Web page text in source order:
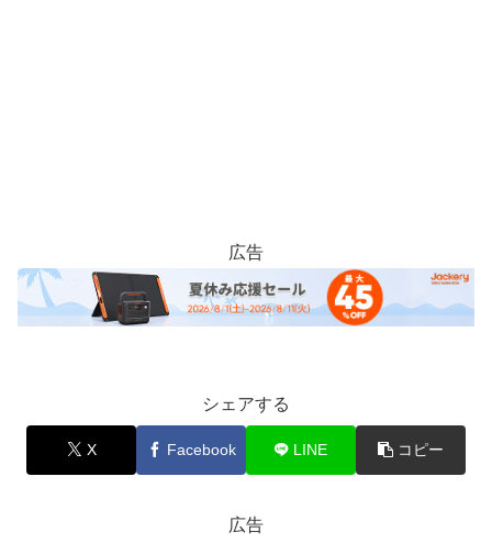
広告
シェアする
X Facebook LINE コピー
広告